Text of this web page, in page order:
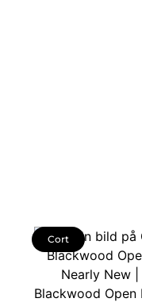
Cort